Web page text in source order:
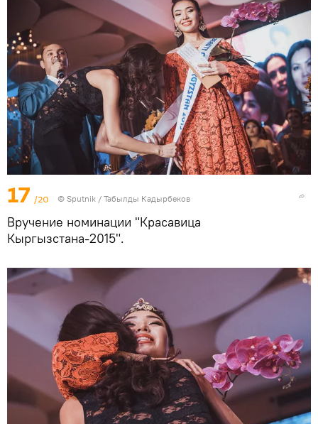
17 /20 © Sputnik / Табылды Кадырбеков
Вручение номинации "Красавица
Кыргызстана-2015".